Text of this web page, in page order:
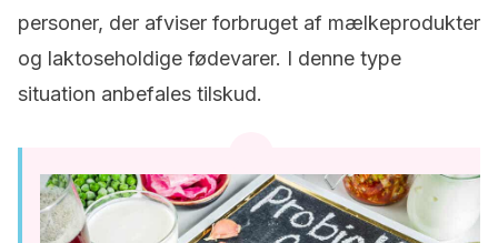
personer, der afviser forbruget af mælkeprodukter
og laktoseholdige fødevarer. I denne type
situation anbefales tilskud.